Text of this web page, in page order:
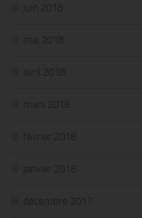
juin 2018
mai 2018
avril 2018
mars 2018
février 2018
janvier 2018
décembre 2017